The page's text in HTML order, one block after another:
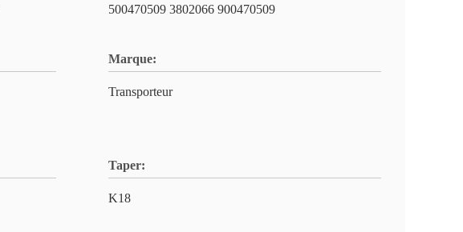
500470509 3802066 900470509
Marque:
Transporteur
Taper:
K18